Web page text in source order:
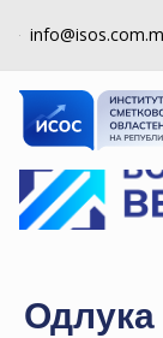
ЗА
НАС
РЕГИСТРИ
НА
Одлука